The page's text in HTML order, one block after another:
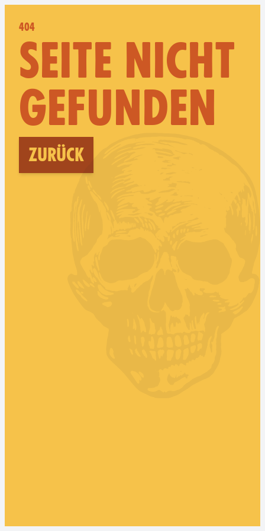
404
SEITE NICHT
GEFUNDEN
Zurück